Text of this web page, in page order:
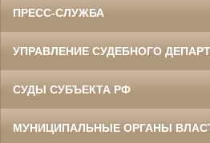
ПРЕСС-СЛУЖБА
УПРАВЛЕНИЕ СУДЕБНОГО
СУДЫ СУБЪЕКТА РФ
МУНИЦИПАЛЬНЫЕ ОРГАНЫ